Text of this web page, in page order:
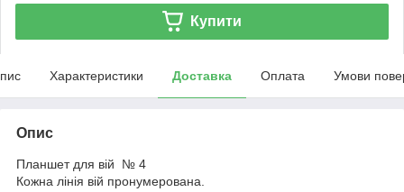
Купити
Характеристики Доставка Оплата Умови
Опис
Планшет для вій № 4
Кожна лінія вій пронумерована.